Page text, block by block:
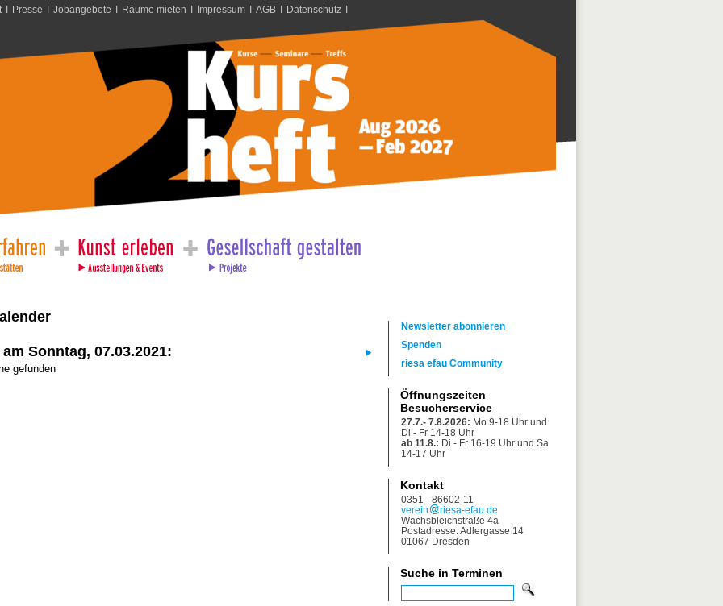
I Presse I Jobangebote I Räume mieten I Impressum I AGB I Datenschutz I
Sonntag, 07.03.2021:
gefunden
Newsletter abonnieren
Spenden
riesa efau Community
Öffnungszeiten
Besucherservice
27.7.- 7.8.2026: Mo 9-18 Uhr und
Di - Fr 14-18 Uhr
ab 11.8.: Di - Fr 16-19 Uhr und Sa
14-17 Uhr
Kontakt
0351 - 86602-11
verein
riesa-efau.de
Wachsbleichstraße 4a
Postadresse: Adlergasse 14
01067 Dresden
Suche in Terminen